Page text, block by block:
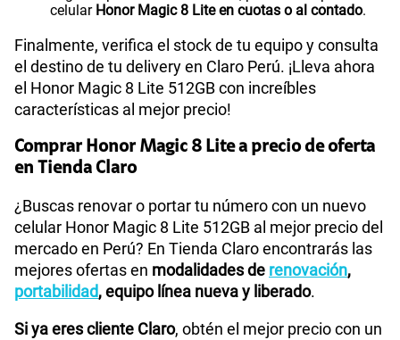
celular Honor Magic 8 Lite en cuotas o al contado.
Finalmente, verifica el stock de tu equipo y consulta
el destino de tu delivery en Claro Perú. ¡Lleva ahora
el Honor Magic 8 Lite 512GB con increíbles
características al mejor precio!
Comprar Honor Magic 8 Lite a precio de oferta
en Tienda Claro
¿Buscas renovar o portar tu número con un nuevo
celular Honor Magic 8 Lite 512GB al mejor precio del
mercado en Perú? En Tienda Claro encontrarás las
mejores ofertas en modalidades de renovación,
portabilidad, equipo línea nueva y liberado.
Si ya eres cliente Claro, obtén el mejor precio con un